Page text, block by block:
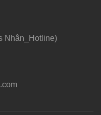
Nhân_Hotline)